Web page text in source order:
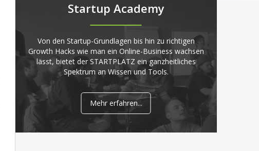
Startup Academy
Von den Startup-Grundlagen bis hin zu richtigen
Growth Hacks wie man ein Online-Business wachsen
lässt, bietet der STARTPLATZ ein ganzheitliches
Spektrum an Wissen und Tools.
Mehr erfahren...